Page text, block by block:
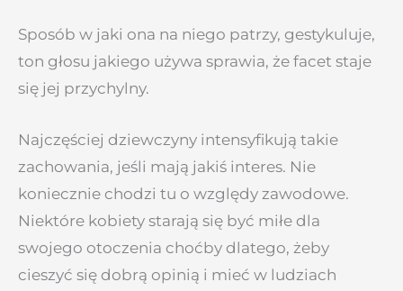
Sposób w jaki ona na niego patrzy, gestykuluje,
ton głosu jakiego używa sprawia, że facet staje
się jej przychylny.
Najczęściej dziewczyny intensyfikują takie
zachowania, jeśli mają jakiś interes. Nie
koniecznie chodzi tu o względy zawodowe.
Niektóre kobiety starają się być miłe dla
swojego otoczenia choćby dlatego, żeby
cieszyć się dobrą opinią i mieć w ludziach